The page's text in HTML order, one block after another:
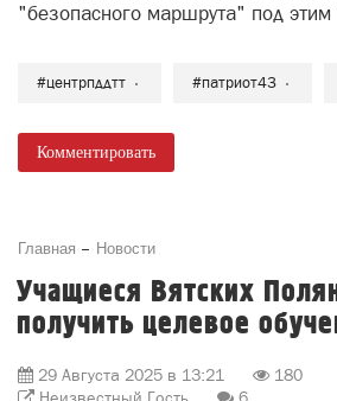
"безопасного маршрута" под этим
#центрпддтт #патриот43
Комментировать
Главная Новости
Учащиеся Вятских
получить целевое
29 Августа 2025 в 13:21
180